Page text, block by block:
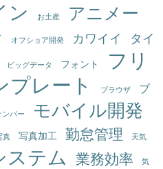
ン
お土産
アニメー
オフショア開発 カワイイ
タイ
ビッグデータ フォント
フリ
プレート
ブラウザ
ブ
ンバー モバイル開発
真 写真加工 勤怠管理 天気
ステム 業務効率 気